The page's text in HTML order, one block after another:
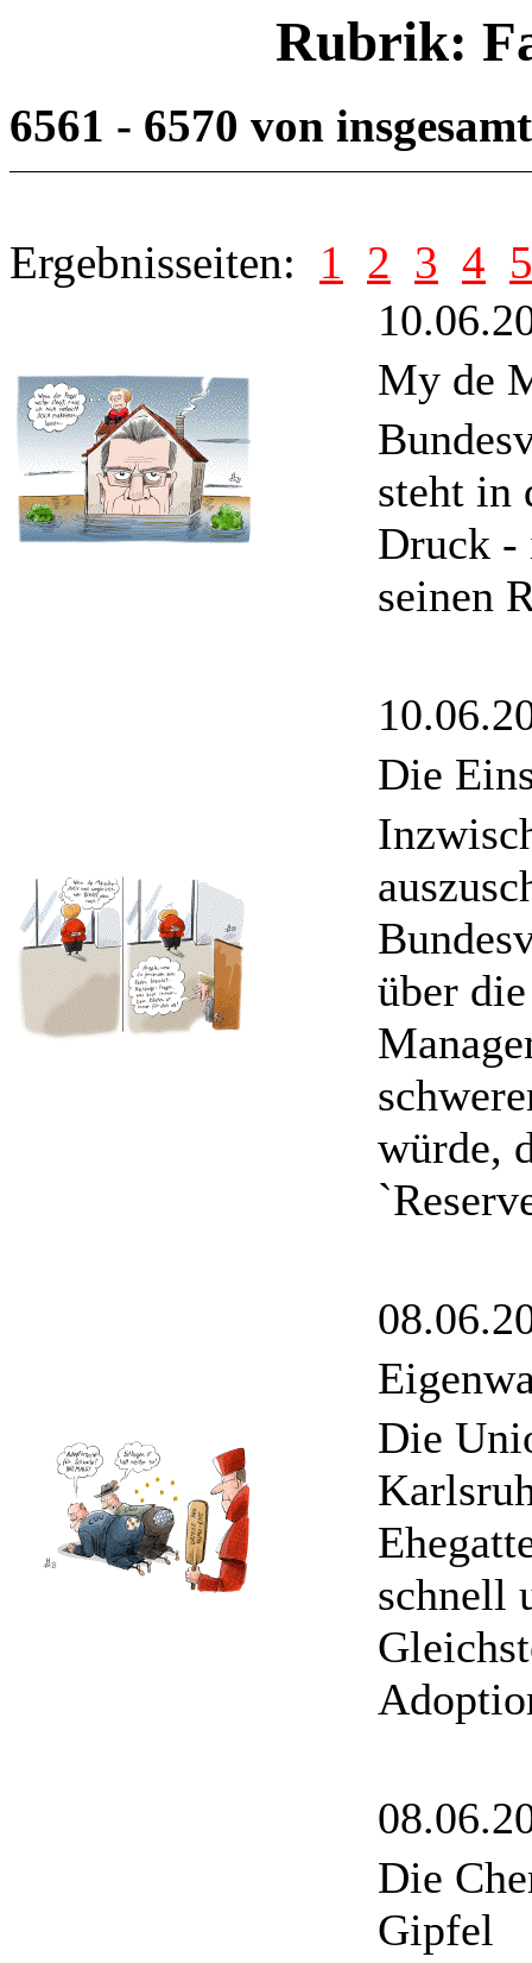
Rubrik:
6561 - 6570 von
Ergebnisseiten: 1 2 3 4 5
My de
steht in
Druck -
seinen
Die
über
würde,
Die
schnell
Die
Gipfel